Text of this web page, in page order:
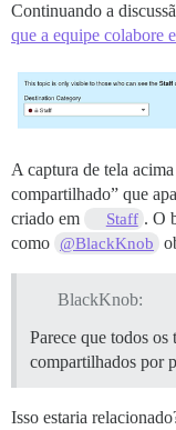
Continuando a
que a equipe colabore
A captura de tela
compartilhado” que
criado em
Staff . O
como @BlackKnob
BlackKnob:
Parece que todos
compartilhados por
Isso estaria